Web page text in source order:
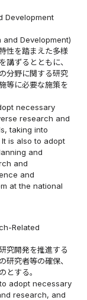
Development
Development)
性を踏まえた多様
講ずるとともに、
分野に関する研究
等に必要な施策を
necessary
research and
taking into
is also to adopt
and
and
and
at the national
Related
究開発を推進する
研究者等の確保、
とする。
adopt necessary
research, and